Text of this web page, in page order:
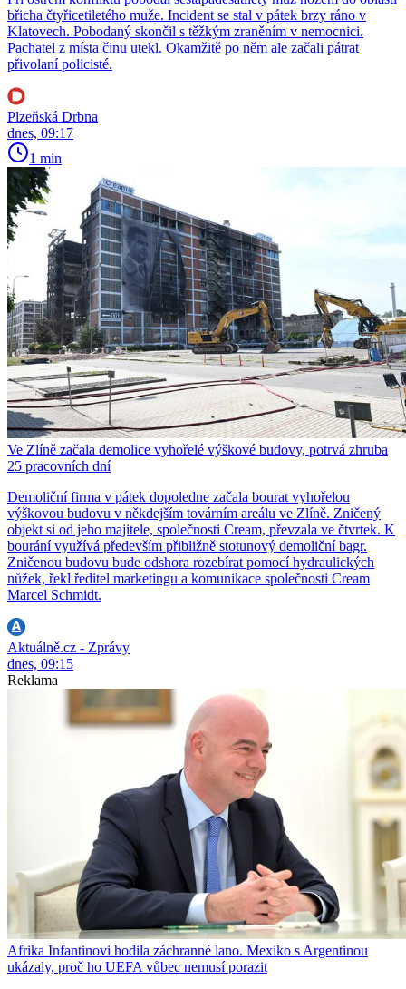
břicha čtyřicetiletého muže. Incident se stal v pátek brzy ráno v
Klatovech. Pobodaný skončil s těžkým zraněním v nemocnici.
Pachatel z místa činu utekl. Okamžitě po něm ale začali pátrat
přivolaní policisté.
Plzeňská Drbna
dnes, 09:17
1 min
Ve Zlíně začala demolice vyhořelé výškové budovy, potrvá zhruba
25 pracovních dní
Demoliční firma v pátek dopoledne začala bourat vyhořelou
výškovou budovu v někdejším továrním areálu ve Zlíně. Zničený
objekt si od jeho majitele, společnosti Cream, převzala ve čtvrtek. K
bourání využívá především přibližně stotunový demoliční bagr.
Zničenou budovu bude odshora rozebírat pomocí hydraulických
nůžek, řekl ředitel marketingu a komunikace společnosti Cream
Marcel Schmidt.
Aktuálně.cz - Zprávy
dnes, 09:15
Reklama
Afrika Infantinovi hodila záchranné lano. Mexiko s Argentinou
ukázaly, proč ho UEFA vůbec nemusí porazit